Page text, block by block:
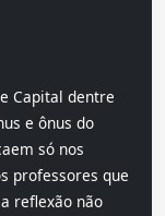
Capital dentre
e ônus do
só nos
professores que
reflexão não